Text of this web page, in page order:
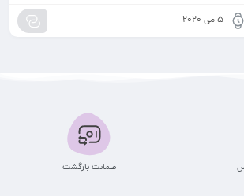
5 می 2020
ضمانت بازگشت